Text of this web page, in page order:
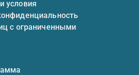
условия
с ограниченными